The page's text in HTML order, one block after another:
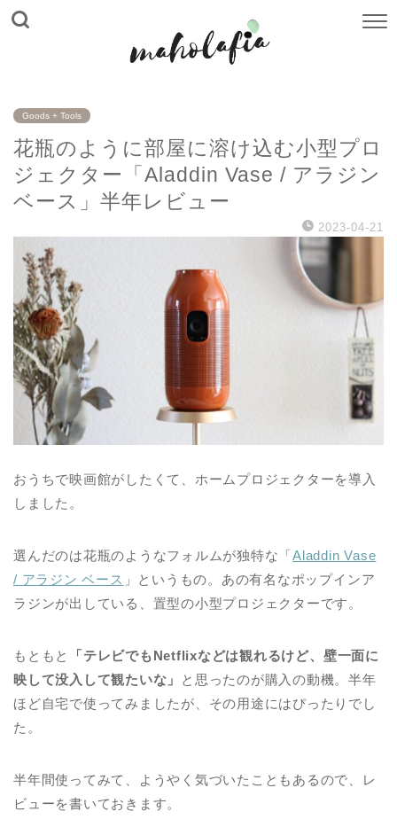
Goods + Tools
花瓶のように部屋に溶け込む小型プロ
ジェクター「Aladdin Vase / アラジン
ベース」半年レビュー
2023-04-21
おうちで映画館がしたくて、ホームプロジェクターを導入
しました。
選んだのは花瓶のようなフォルムが独特な「Aladdin Vase
/ アラジン ベース 」というもの。あの有名なポップインア
ラジンが出している、置型の小型プロジェクターです。
もともと
「テレビでもNetflixなどは観れるけど、壁一面に
映して没入して観たいな」
と思ったのが購入の動機。半年
ほど自宅で使ってみましたが、その用途にはぴったりでし
た。
半年間使ってみて、ようやく気づいたこともあるので、レ
ビューを書いておきます。